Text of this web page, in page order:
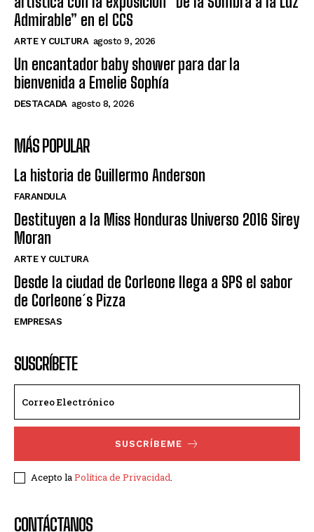
Admirable” en el CCS
ARTE Y CULTURA agosto 9, 2026
Un encantador baby shower para dar la
bienvenida a Emelie Sophía
DESTACADA agosto 8, 2026
MÁS POPULAR
La historia de Guillermo Anderson
FARANDULA
Destituyen a la Miss Honduras Universo 2016 Sirey
Moran
ARTE Y CULTURA
Desde la ciudad de Corleone llega a SPS el sabor
de Corleone´s Pizza
EMPRESAS
SUSCRÍBETE
SUSCRÍBEME
Acepto laPolítica de Privacidad.
CONTÁCTANOS